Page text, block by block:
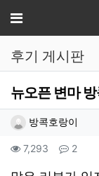
메뉴
후기 게시판
뉴오픈 변마
작성자 정보
방콕호랑이
컨텐츠 정보
7,293 조회 2댓글